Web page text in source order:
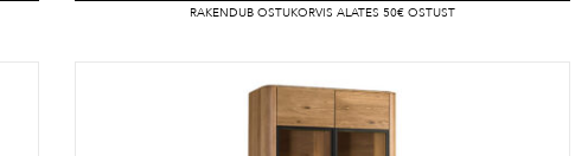
RAKENDUB OSTUKORVIS ALATES 50€ OSTUST